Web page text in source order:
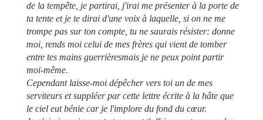
de la tempête, je partirai, j'irai me présenter à la porte de
ta tente et je te dirai d'une voix à laquelle, si on ne me
trompe pas sur ton compte, tu ne saurais résister: donne
moi, rends moi celui de mes frères qui vient de tomber
entre tes mains guerrièresmais je ne peux point partir
moi-même.
Cependant laisse-moi dépêcher vers toi un de mes
serviteurs et suppléer par cette lettre écrite à la hâte que
le ciel eut bénie car je l'implore du fond du cœur.